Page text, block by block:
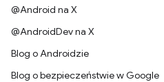
@Android na X
@AndroidDev na X
Blog o Androidzie
Blog o bezpieczeństwie w Google